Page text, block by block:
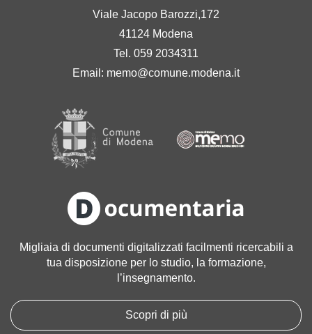
Viale Jacopo Barozzi,172
41124 Modena
Tel. 059 2034311
Email: memo@comune.modena.it
Migliaia di documenti digitalizzati facilmenti ricercabili a
tua disposizione per lo studio, la formazione,
l’insegnamento.
Scopri di più